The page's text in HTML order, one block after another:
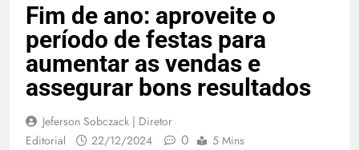
Fim de ano: aproveite o
período de festas para
aumentar as vendas e
assegurar bons resultados
Jeferson Sobczack | Diretor
Editorial
22/12/2024 0 5 Mins